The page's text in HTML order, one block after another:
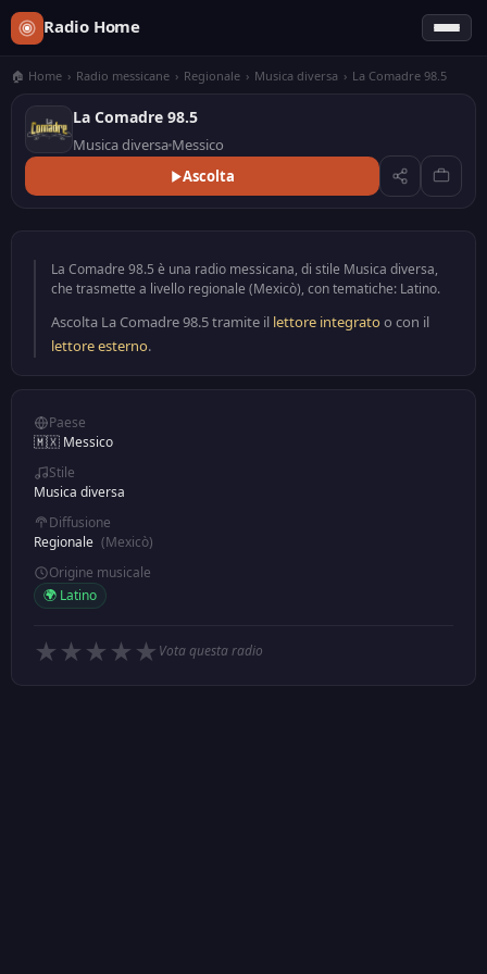
Radio Home
🏠 Home › Radio messicane › Regionale › Musica diversa › La Comadre 98.5
La Comadre 98.5
Musica diversa Messico
Ascolta
La Comadre 98.5 è una radio messicana, di stile Musica diversa,
che trasmette a livello regionale (Mexicò), con tematiche: Latino.
Ascolta La Comadre 98.5 tramite il lettore integratoo con il
lettore esterno.
Paese
🇲🇽 Messico
Stile
Musica diversa
Diffusione
Regionale (Mexicò)
Origine musicale
🌍 Latino
★ ★ ★ ★ ★ Vota questa radio